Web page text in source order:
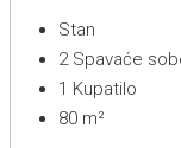
Stan
2 Spavaće
1 Kupatilo
80 m²